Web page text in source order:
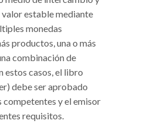
valor estable mediante
monedas
productos, una o más
combinación de
estos casos, el libro
debe ser aprobado
competentes y el emisor
requisitos.